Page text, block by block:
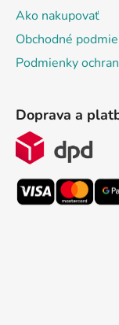
Ako nakupovať
Obchodné
Podmienky
Doprava a